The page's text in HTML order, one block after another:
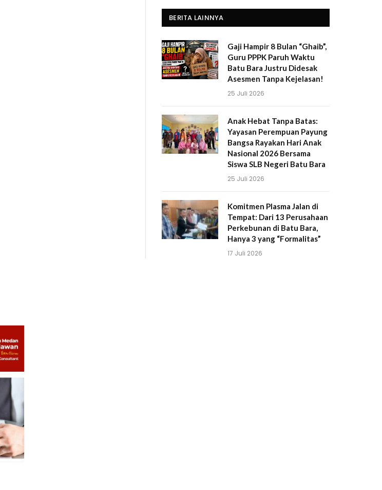
BERITA LAINNYA
Gaji Hampir 8 Bulan “Ghaib”,
Guru PPPK Paruh Waktu
Batu Bara Justru Didesak
Asesmen Tanpa Kejelasan!
25 Juli 2026
Anak Hebat Tanpa Batas:
Yayasan Perempuan Payung
Bangsa Rayakan Hari Anak
Nasional 2026 Bersama
Siswa SLB Negeri Batu Bara
25 Juli 2026
Komitmen Plasma Jalan di
Tempat: Dari 13 Perusahaan
Perkebunan di Batu Bara,
Hanya 3 yang “Formalitas”
17 Juli 2026